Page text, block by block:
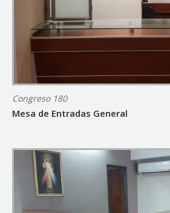
Congreso 180
Mesa de Entradas General